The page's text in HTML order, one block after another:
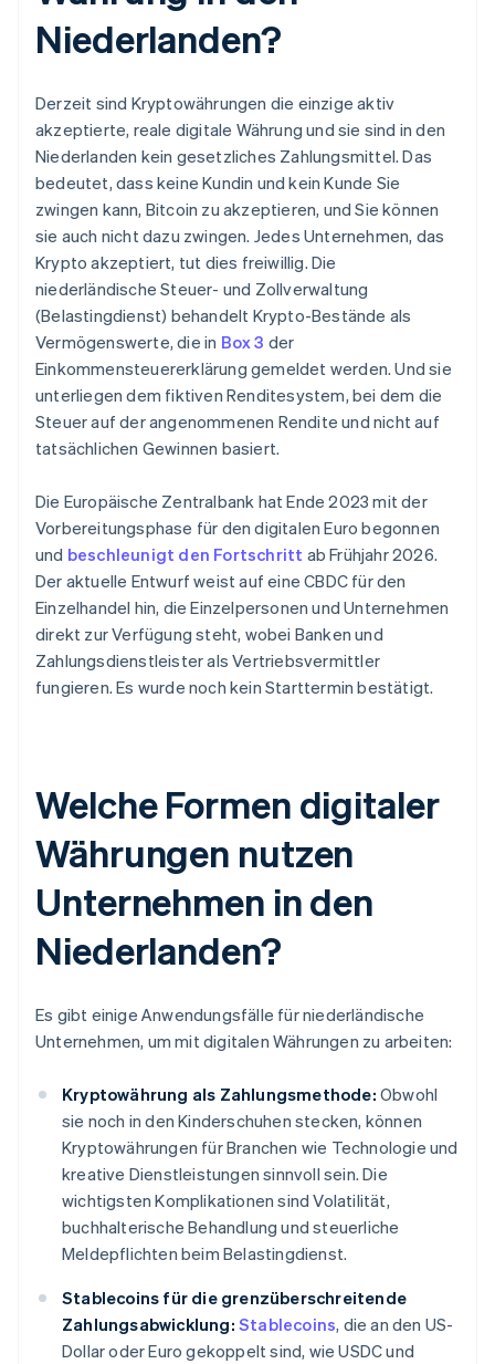
Niederlanden?
Derzeit sind Kryptowährungen die einzige aktiv
akzeptierte, reale digitale Währung und sie sind in den
Niederlanden kein gesetzliches Zahlungsmittel. Das
bedeutet, dass keine Kundin und kein Kunde Sie
zwingen kann, Bitcoin zu akzeptieren, und Sie können
sie auch nicht dazu zwingen. Jedes Unternehmen, das
Krypto akzeptiert, tut dies freiwillig. Die
niederländische Steuer- und Zollverwaltung
(Belastingdienst) behandelt Krypto-Bestände als
Vermögenswerte, die in Box 3 der
Einkommensteuererklärung gemeldet werden. Und sie
unterliegen dem fiktiven Renditesystem, bei dem die
Steuer auf der angenommenen Rendite und nicht auf
tatsächlichen Gewinnen basiert.
Die Europäische Zentralbank hat Ende 2023 mit der
Vorbereitungsphase für den digitalen Euro begonnen
und beschleunigt den Fortschritt ab Frühjahr 2026.
Der aktuelle Entwurf weist auf eine CBDC für den
Einzelhandel hin, die Einzelpersonen und Unternehmen
direkt zur Verfügung steht, wobei Banken und
Zahlungsdienstleister als Vertriebsvermittler
fungieren. Es wurde noch kein Starttermin bestätigt.
Welche Formen digitaler
Währungen nutzen
Unternehmen in den
Niederlanden?
Es gibt einige Anwendungsfälle für niederländische
Unternehmen, um mit digitalen Währungen zu arbeiten:
Kryptowährung als Zahlungsmethode: Obwohl
sie noch in den Kinderschuhen stecken, können
Kryptowährungen für Branchen wie Technologie und
kreative Dienstleistungen sinnvoll sein. Die
wichtigsten Komplikationen sind Volatilität,
buchhalterische Behandlung und steuerliche
Meldepflichten beim Belastingdienst.
Stablecoins für die grenzüberschreitende
Zahlungsabwicklung: Stablecoins, die an den US-
Dollar oder Euro gekoppelt sind, wie USDC und